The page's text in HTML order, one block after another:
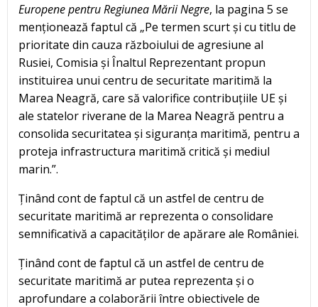
Europene pentru Regiunea Mării Negre, la pagina 5 se
menționează faptul că „Pe termen scurt și cu titlu de
prioritate din cauza războiului de agresiune al
Rusiei, Comisia și Înaltul Reprezentant propun
instituirea unui centru de securitate maritimă la
Marea Neagră, care să valorifice contribuțiile UE și
ale statelor riverane de la Marea Neagră pentru a
consolida securitatea și siguranța maritimă, pentru a
proteja infrastructura maritimă critică și mediul
marin.”.
Ținând cont de faptul că un astfel de centru de
securitate maritimă ar reprezenta o consolidare
semnificativă a capacităților de apărare ale României.
Ținând cont de faptul că un astfel de centru de
securitate maritimă ar putea reprezenta și o
aprofundare a colaborării între obiectivele de